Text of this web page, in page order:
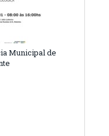
Municipal de